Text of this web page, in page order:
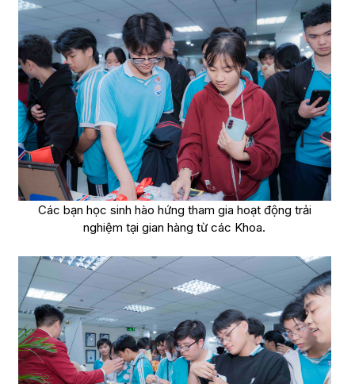
Các bạn học sinh hào hứng tham gia hoạt động trải
nghiệm tại gian hàng từ các Khoa.